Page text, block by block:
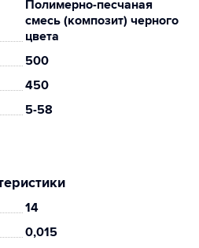
Полимерно-песчаная
смесь (композит) черного
цвета
500
450
5-58
14
0,015